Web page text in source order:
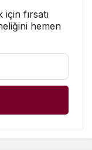
fırsatı
hemen